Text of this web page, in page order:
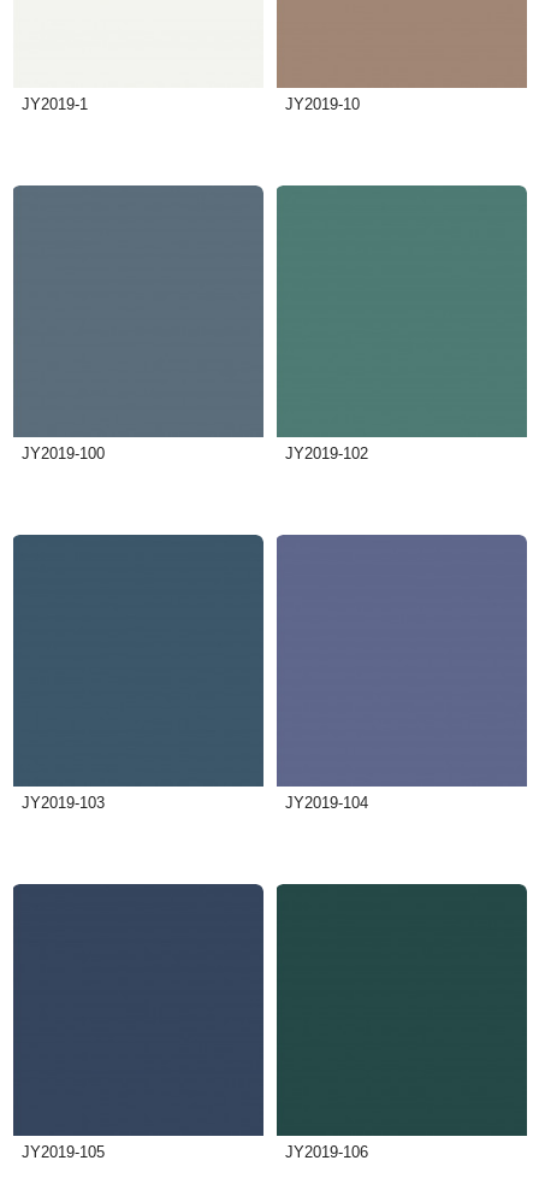
JY2019-1 JY2019-10
JY2019-100 JY2019-102
JY2019-103 JY2019-104
JY2019-105 JY2019-106